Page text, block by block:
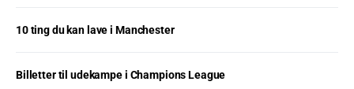
10 ting du kan lave i Manchester
Billetter til udekampe i Champions League